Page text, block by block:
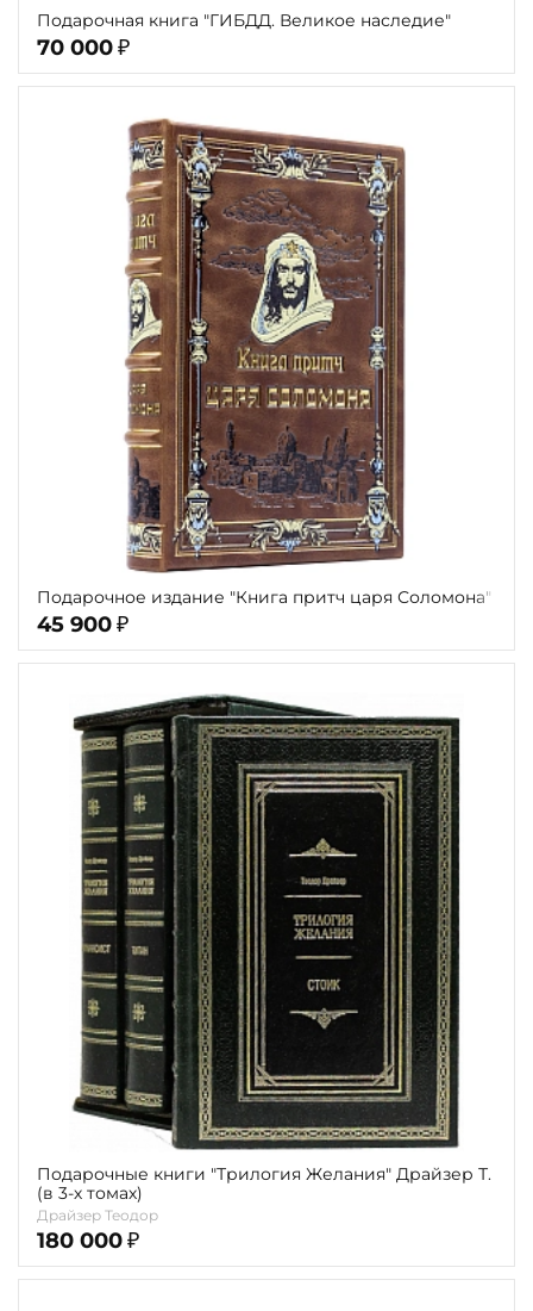
Подарочная книга "ГИБДД. Великое наследие"
70 000 ₽
Подарочное издание "Книга притч царя Соломона"
45 900 ₽
Подарочные книги "Трилогия Желания" Драйзер Т.
(в 3-х томах)
Драйзер Теодор
180 000 ₽